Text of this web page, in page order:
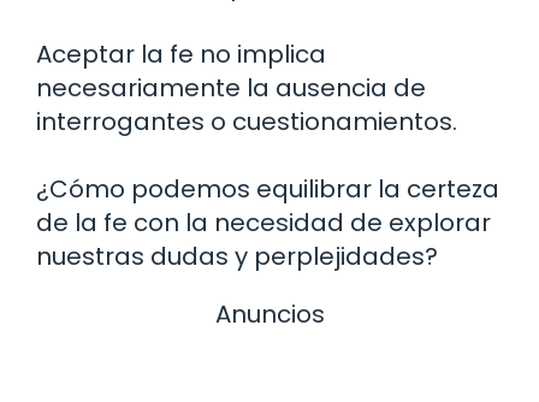
Aceptar la fe no implica
necesariamente la ausencia de
interrogantes o cuestionamientos.
¿Cómo podemos equilibrar la certeza
de la fe con la necesidad de explorar
nuestras dudas y perplejidades?
Anuncios